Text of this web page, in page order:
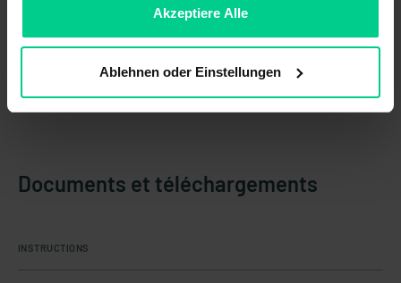
Akzeptiere Alle
Ablehnen oder Einstellungen
Documents et téléchargements
INSTRUCTIONS